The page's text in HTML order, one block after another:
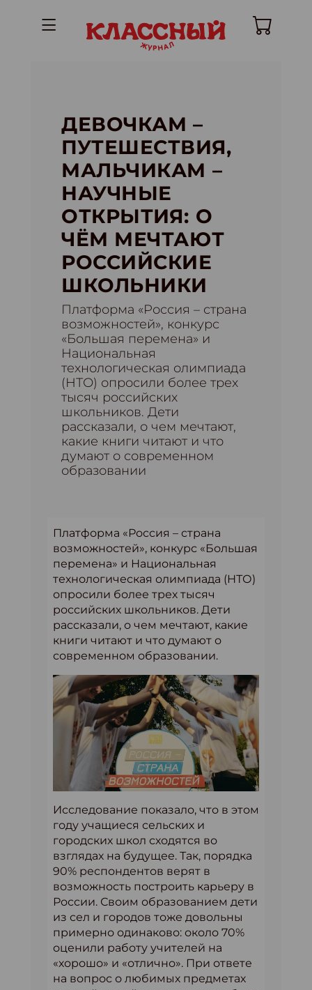
ДЕВОЧКАМ –
ПУТЕШЕСТВИЯ,
МАЛЬЧИКАМ –
НАУЧНЫЕ
ОТКРЫТИЯ: О
ЧЁМ МЕЧТАЮТ
РОССИЙСКИЕ
ШКОЛЬНИКИ
Платформа «Россия – страна
возможностей», конкурс
«Большая перемена» и
Национальная
технологическая олимпиада
(НТО) опросили более трех
тысяч российских
школьников. Дети
рассказали, о чем мечтают,
какие книги читают и что
думают о современном
образовании
Платформа «Россия – страна
возможностей», конкурс «Большая
перемена» и Национальная
технологическая олимпиада (НТО)
опросили более трех тысяч
российских школьников. Дети
рассказали, о чем мечтают, какие
книги читают и что думают о
современном образовании.
Исследование показало, что в этом
году учащиеся сельских и
городских школ сходятся во
взглядах на будущее. Так, порядка
90% респондентов верят в
возможность построить карьеру в
России. Своим образованием дети
из сел и городов тоже довольны
примерно одинаково: около 70%
оценили работу учителей на
«хорошо» и «отлично». При ответе
на вопрос о любимых предметах